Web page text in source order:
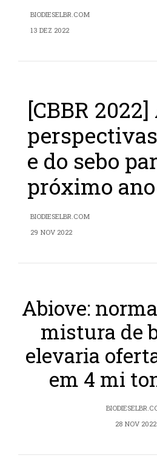
BIODIESELBR.COM
13 DEZ 2022
[CBBR 2022]
e do sebo
próximo ano
BIODIESELBR.COM
29 NOV 2022
Abiove:
mistura de
elevaria
em 4 mi
28 NOV 2022